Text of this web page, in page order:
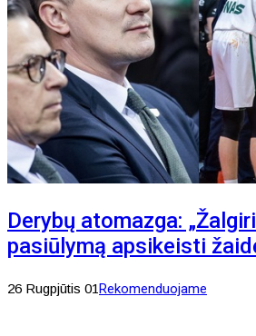
Derybų atomazga:
pasiūlymą apsikeisti
26 Rugpjūtis 01Rekomenduojame